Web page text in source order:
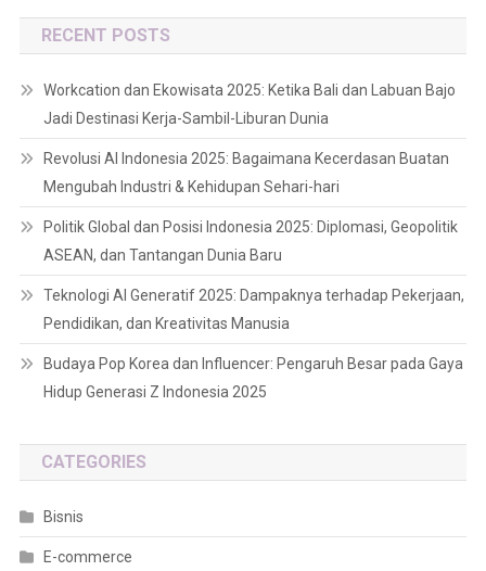
RECENT POSTS
Workcation dan Ekowisata 2025: Ketika Bali dan Labuan Bajo
Jadi Destinasi Kerja-Sambil-Liburan Dunia
Revolusi AI Indonesia 2025: Bagaimana Kecerdasan Buatan
Mengubah Industri & Kehidupan Sehari-hari
Politik Global dan Posisi Indonesia 2025: Diplomasi, Geopolitik
ASEAN, dan Tantangan Dunia Baru
Teknologi AI Generatif 2025: Dampaknya terhadap Pekerjaan,
Pendidikan, dan Kreativitas Manusia
Budaya Pop Korea dan Influencer: Pengaruh Besar pada Gaya
Hidup Generasi Z Indonesia 2025
CATEGORIES
Bisnis
E-commerce